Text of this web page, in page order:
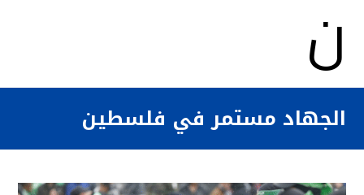
الجهاد مستمر في فلسطين